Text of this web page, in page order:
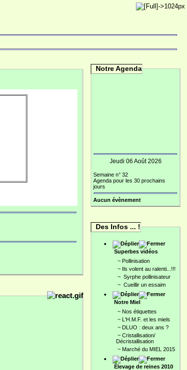
Notre Agenda
Jeudi 06 Août 2026
Semaine n° 32
Agenda pour les 30 prochains
jours
Aucun évènement
Des Infos ... !
Superbes vidéos
~ Pollinisation
~ Ils volent au ralenti...!!!
~ Syrphe pollinisateur
~ Cueillir un essaim
Notre Miel
~ Nos étiquettes
~ L'H.M.F. et les miels
~ DLUO : deux ans ?
~ Cristallisation/
Décristallisation
~ Marché du MIEL 2015
Élevage de reines 2010